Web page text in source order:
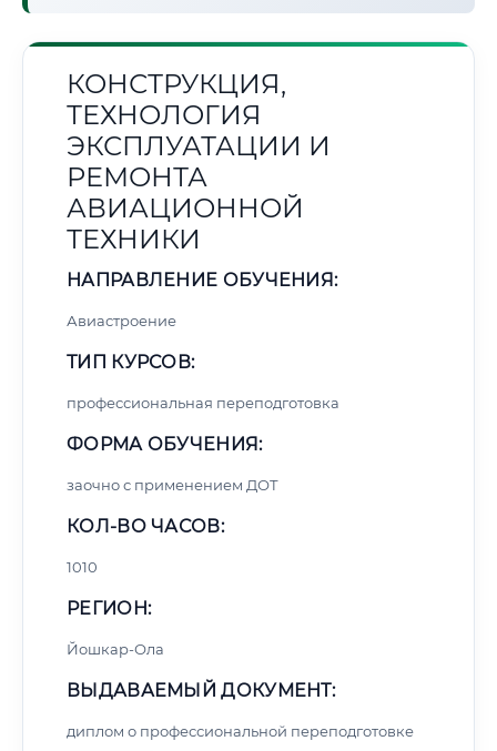
КОНСТРУКЦИЯ,
ТЕХНОЛОГИЯ
ЭКСПЛУАТАЦИИ И
РЕМОНТА
АВИАЦИОННОЙ
ТЕХНИКИ
НАПРАВЛЕНИЕ ОБУЧЕНИЯ:
Авиастроение
ТИП КУРСОВ:
профессиональная переподготовка
ФОРМА ОБУЧЕНИЯ:
заочно с применением ДОТ
КОЛ-ВО ЧАСОВ:
1010
РЕГИОН:
Йошкар-Ола
ВЫДАВАЕМЫЙ ДОКУМЕНТ:
диплом о профессиональной переподготовке